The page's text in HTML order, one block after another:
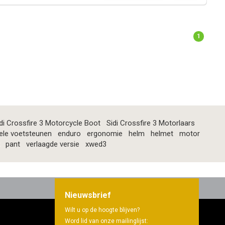
1
Crossfire 3 Motorcycle Boot
Sidi Crossfire 3 Motorlaars
voetsteunen enduro ergonomie helm helmet
motor
pant verlaagde versie xwed3
Nieuwsbrief
Wilt u op de hoogte blijven?
Word lid van onze mailinglijst: